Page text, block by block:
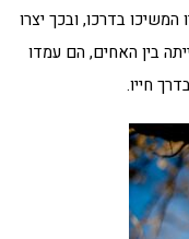
בדרכו, ובכך יצרו
בין האחים, הם עמדו
חייו.